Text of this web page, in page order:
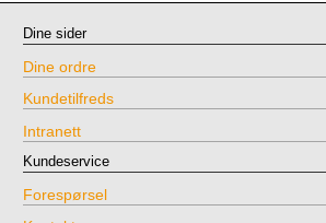
Dine sider
Dine ordre
Kundetilfreds
Intranett
Kundeservice
Forespørsel